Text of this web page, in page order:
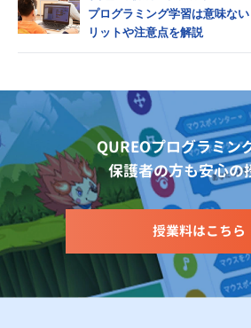
プログラミング学習は意味な
リットや注意点を解説
QUREOプログラミン
保護者の方も安心の
授業料はこちら